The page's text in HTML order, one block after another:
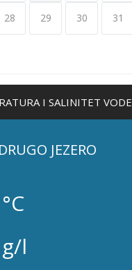
28 29 30 31
I SALINITET VODE
DRUGO JEZERO
l